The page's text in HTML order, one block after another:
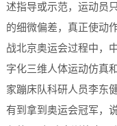
述指导或示范，运动员
的细微偏差，真正使动
战北京奥运会过程中，
字化三维人体运动仿真
家蹦床队科研人员李东
有到拿到奥运会冠军，